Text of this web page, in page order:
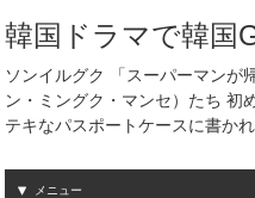
韓国ドラマで韓国
ソンイルグク 「スーパーマンが
ン・ミングク・マンセ）たち 初
テキなパスポートケースに書か
メニュー